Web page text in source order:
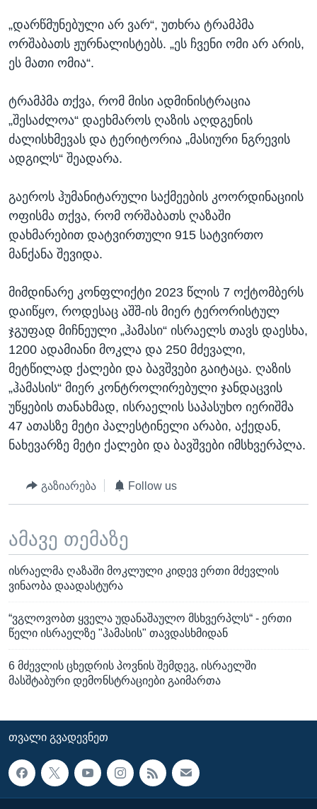
„დარწმუნებული არ ვარ“, უთხრა ტრამპმა
ორშაბათს ჟურნალისტებს. „ეს ჩვენი ომი არ არის,
ეს მათი ომია“.
ტრამპმა თქვა, რომ მისი ადმინისტრაცია
„შესაძლოა“ დაეხმაროს ღაზის აღდგენის
ძალისხმევას და ტერიტორია „მასიური ნგრევის
ადგილს“ შეადარა.
გაეროს ჰუმანიტარული საქმეების კოორდინაციის
ოფისმა თქვა, რომ ორშაბათს ღაზაში
დახმარებით დატვირთული 915 სატვირთო
მანქანა შევიდა.
მიმდინარე კონფლიქტი 2023 წლის 7 ოქტომბერს
დაიწყო, როდესაც აშშ-ის მიერ ტერორისტულ
ჯგუფად მიჩნეული „ჰამასი“ ისრაელს თავს დაესხა,
1200 ადამიანი მოკლა და 250 მძევალი,
მეტწილად ქალები და ბავშვები გაიტაცა. ღაზის
„ჰამასის“ მიერ კონტროლირებული ჯანდაცვის
უწყების თანახმად, ისრაელის საპასუხო იერიშმა
47 ათასზე მეტი პალესტინელი არაბი, აქედან,
ნახევარზე მეტი ქალები და ბავშვები იმსხვერპლა.
გაზიარება Follow us
ამავე თემაზე
ისრაელმა ღაზაში მოკლული კიდევ ერთი მძევლის
ვინაობა დაადასტურა
“ვგლოვობთ ყველა უდანაშაულო მსხვერპლს“ - ერთი
წელი ისრაელზე "ჰამასის" თავდასხმიდან
6 მძევლის ცხედრის პოვნის შემდეგ, ისრაელში
მასშტაბური დემონსტრაციები გაიმართა
ᲗᲕᲐᲚᲘ ᲒᲕᲐᲓᲔᲕᲜᲔᲗ